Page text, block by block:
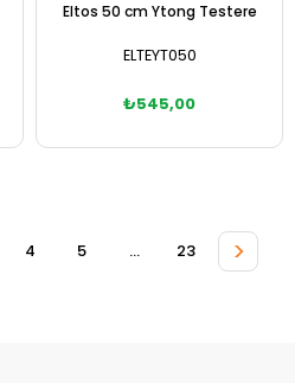
Eltos 50 cm Ytong Testere
ELTEYT050
₺545,00
4 5 ... 23 >